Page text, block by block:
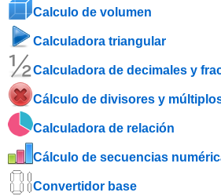
Calculo de volumen
Calculadora triangular
Calculadora de decimales y
Cálculo de divisores y
Calculadora de relación
Cálculo de secuencias
Convertidor base